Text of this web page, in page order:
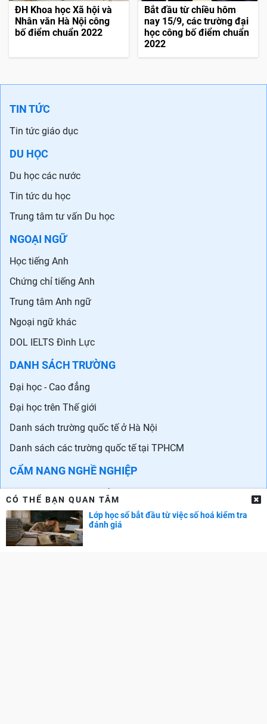
ĐH Khoa học Xã hội và
Nhân văn Hà Nội công
bố điểm chuẩn 2022
Bắt đầu từ chiều hôm
nay 15/9, các trường đại
học công bố điểm chuẩn
2022
TIN TỨC
Tin tức giáo dục
DU HỌC
Du học các nước
Tin tức du học
Trung tâm tư vấn Du học
NGOẠI NGỮ
Học tiếng Anh
Chứng chỉ tiếng Anh
Trung tâm Anh ngữ
Ngoại ngữ khác
DOL IELTS Đình Lực
DANH SÁCH TRƯỜNG
Đại học - Cao đẳng
Đại học trên Thế giới
Danh sách trường quốc tế ở Hà Nội
Danh sách các trường quốc tế tại TPHCM
CẨM NANG NGHỀ NGHIỆP
Chọn ngành - Chọn nghề
Phát triển bản thân
Phát triển sự nghiệp
CÓ THỂ BẠN QUAN TÂM
Lớp học số bắt đầu từ việc số hoá kiểm tra
đánh giá